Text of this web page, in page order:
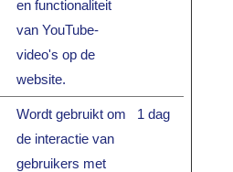
en functionaliteit
van YouTube-
video's op de
website.
Wordt gebruikt om
de interactie van
gebruikers met
1 dag